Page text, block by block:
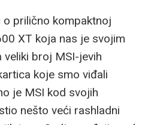
prilično kompaktnoj
XT koja nas je svojim
broj MSI-jevih
koje smo viđali
je MSI kod svojih
nešto veći rashladni